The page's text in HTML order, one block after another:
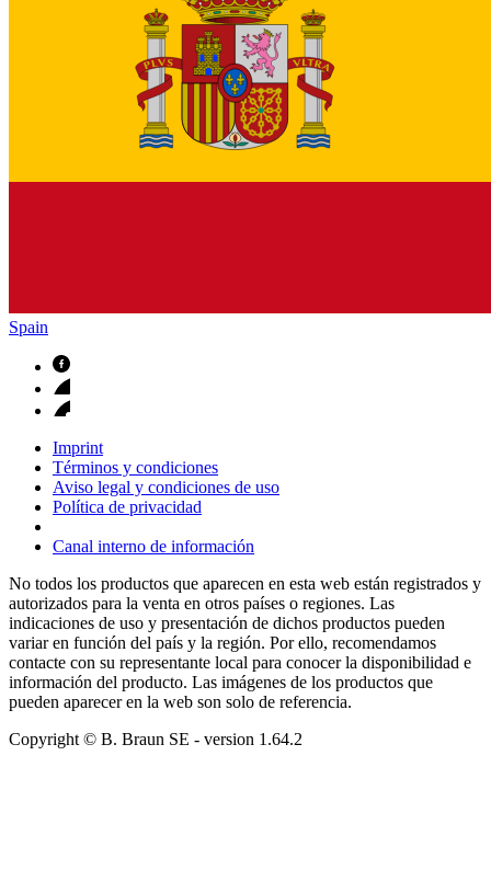
Spain
Imprint
Términos y condiciones
Aviso legal y condiciones de uso
Política de privacidad
Canal interno de información
No todos los productos que aparecen en esta web están registrados y
autorizados para la venta en otros países o regiones. Las
indicaciones de uso y presentación de dichos productos pueden
variar en función del país y la región. Por ello, recomendamos
contacte con su representante local para conocer la disponibilidad e
información del producto. Las imágenes de los productos que
pueden aparecer en la web son solo de referencia.
Copyright © B. Braun SE - version 1.64.2